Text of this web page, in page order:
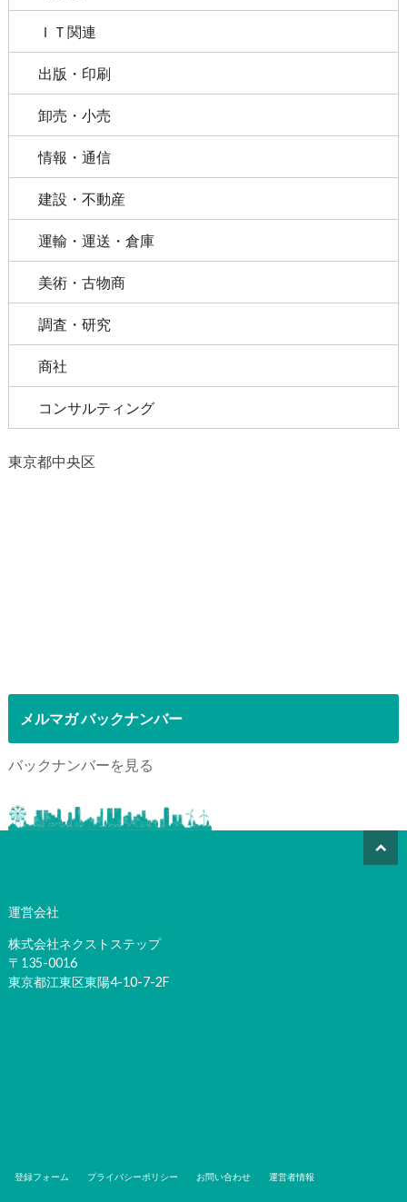
ＩＴ関連
出版・印刷
卸売・小売
情報・通信
建設・不動産
運輸・運送・倉庫
美術・古物商
調査・研究
商社
コンサルティング
東京都中央区
メルマガ バックナンバー
バックナンバーを見る
運営会社
株式会社ネクストステップ
〒135-0016
東京都江東区東陽4-10-7-2F
登録フォーム プライバシーポリシー お問い合わせ 運営者情報